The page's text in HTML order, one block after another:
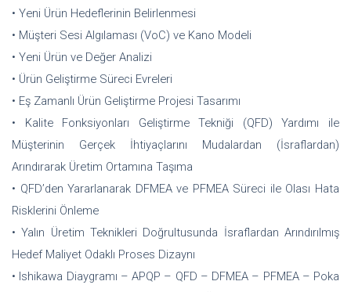
• Yeni Ürün Hedeflerinin Belirlenmesi
• Müşteri Sesi Algılaması (VoC) ve Kano Modeli
• Yeni Ürün ve Değer Analizi
• Ürün Geliştirme Süreci Evreleri
• Eş Zamanlı Ürün Geliştirme Projesi Tasarımı
• Kalite Fonksiyonları Geliştirme Tekniği (QFD) Yardımı ile
Müşterinin Gerçek İhtiyaçlarını Mudalardan (İsraflardan)
Arındırarak Üretim Ortamına Taşıma
• QFD’den Yararlanarak DFMEA ve PFMEA Süreci ile Olası Hata
Risklerini Önleme
• Yalın Üretim Teknikleri Doğrultusunda İsraflardan Arındırılmış
Hedef Maliyet Odaklı Proses Dizaynı
• Ishikawa Diaygramı – APQP – QFD – DFMEA – PFMEA – Poka